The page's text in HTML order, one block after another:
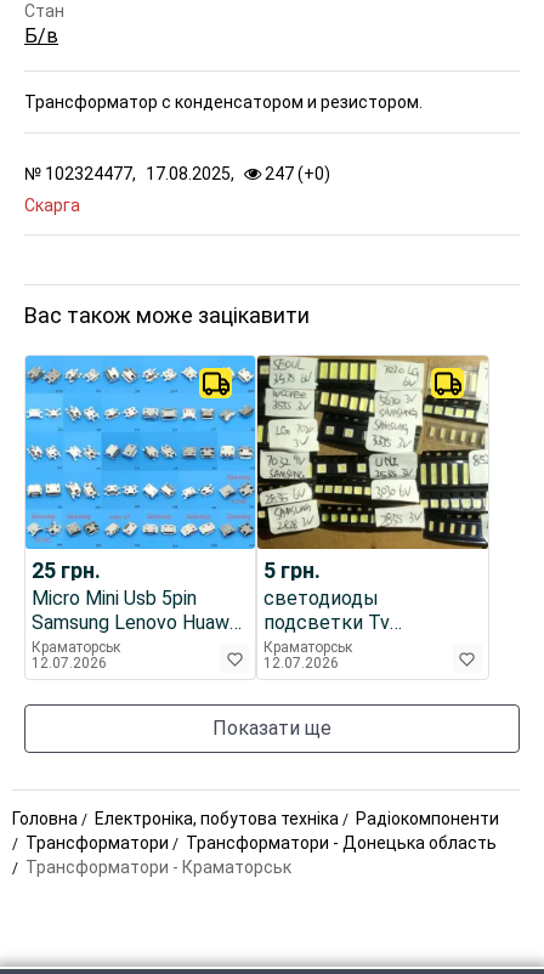
Стан
Б/в
Трансформатор с конденсатором и резистором.
№ 102324477, 17.08.2025, 247 (+0)
Скарга
Вас також може зацікавити
25 грн.
Micro Mini Usb 5pin
Samsung Lenovo Huawei
Zte Htc Meizu Xiaomi
Краматорськ
12.07.2026
5 грн.
светодиоды
подсветки Tv
размер:2828 3528 3030
3535 5630 7020 7032
Краматорськ
12.07.2026
Показати ще
Головна Електроніка, побутова техніка
Радіокомпоненти
Трансформатори
Трансформатори - Донецька область
Трансформатори - Краматорськ